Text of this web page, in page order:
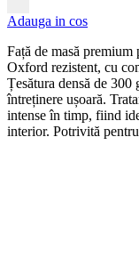
Adauga in cos
Față de masă premium
Oxford rezistent, cu
Țesătura densă de 300
întreținere ușoară.
intense în timp, fiind
interior. Potrivită